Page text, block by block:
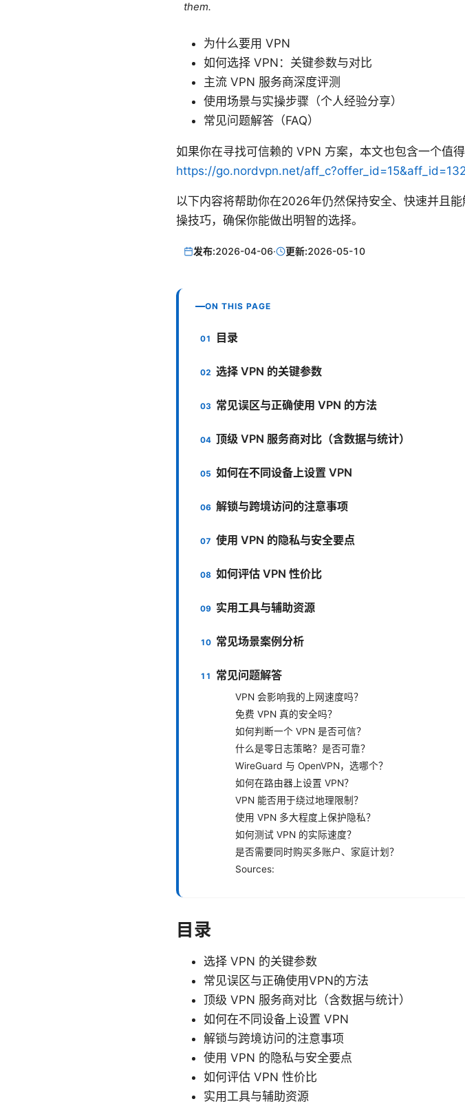
them.
为什么要用 VPN
如何选择 VPN：关键参数与对比
主流 VPN 服务商深度评测
使用场景与实操步骤（个人经验分享）
常见问题解答（FAQ）
如果你在寻找可信赖的 VPN 方案，本文也包含一个值
https://go.nordvpn.net/
以下内容将帮助你在2026年仍然保持安全、快速并且
操技巧，确保你能做出明智的选择。
发布:2026-04-06· 更新:2026-05-10
ON THIS PAGE
目录
选择 VPN 的关键参数
常见误区与正确使用 VPN 的方法
顶级 VPN 服务商对比（含数据与统计）
如何在不同设备上设置 VPN
解锁与跨境访问的注意事项
使用 VPN 的隐私与安全要点
如何评估 VPN 性价比
实用工具与辅助资源
常见场景案例分析
常见问题解答
VPN 会影响我的上网速度吗？
免费 VPN 真的安全吗？
如何判断一个 VPN 是否可信？
什么是零日志策略？是否可靠？
WireGuard 与 OpenVPN，选哪个？
如何在路由器上设置 VPN？
VPN 能否用于绕过地理限制？
使用 VPN 多大程度上保护隐私？
如何测试 VPN 的实际速度？
是否需要同时购买多账户、家庭计划？
Sources:
目录
选择 VPN 的关键参数
常见误区与正确使用VPN的方法
顶级 VPN 服务商对比（含数据与统计）
如何在不同设备上设置 VPN
解锁与跨境访问的注意事项
使用 VPN 的隐私与安全要点
如何评估 VPN 性价比
实用工具与辅助资源